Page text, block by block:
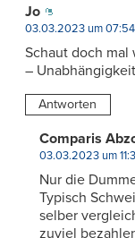
Jo
03.03.2023 um 07:54
Schaut doch mal
–
Antworten
Comparis
03.03.2023 um
Nur die
Typisch
selber
zuviel